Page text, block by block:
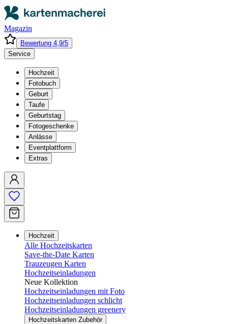
Magazin
Bewertung 4,9/5
Service
Hochzeit
Fotobuch
Geburt
Taufe
Geburtstag
Fotogeschenke
Anlässe
Eventplattform
Extras
Hochzeit
Alle Hochzeitskarten
Save-the-Date Karten
Trauzeugen Karten
Hochzeitseinladungen
Neue Kollektion
Hochzeitseinladungen mit Foto
Hochzeitseinladungen schlicht
Hochzeitseinladungen greenery
Hochzeitskarten Zubehör